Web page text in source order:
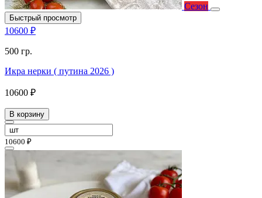
Сезон
Быстрый просмотр
10600 ₽
500 гр.
Икра нерки ( путина 2026 )
10600 ₽
В корзину
10600 ₽